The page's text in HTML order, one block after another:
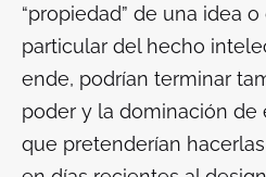
“propiedad” de una idea
particular del hecho
ende, podrían terminar
poder y la dominación de
que pretenderían